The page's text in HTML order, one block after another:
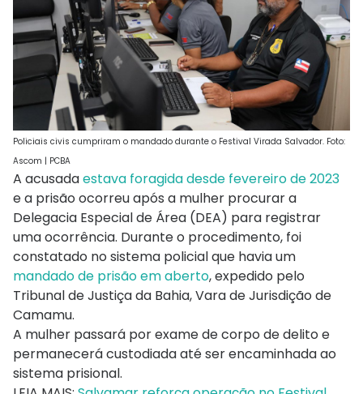
Policiais civis cumpriram o mandado durante o Festival Virada Salvador. Foto:
Ascom | PCBA
A acusadaestava foragida desde fevereiro de 2023
e a prisão ocorreu após a mulher procurar a
Delegacia Especial de Área (DEA) para registrar
uma ocorrência. Durante o procedimento, foi
constatado no sistema policial que havia um
mandado de prisão em aberto, expedido pelo
Tribunal de Justiça da Bahia, Vara de Jurisdição de
Camamu.
A mulher passará por exame de corpo de delito e
permanecerá custodiada até ser encaminhada ao
sistema prisional.